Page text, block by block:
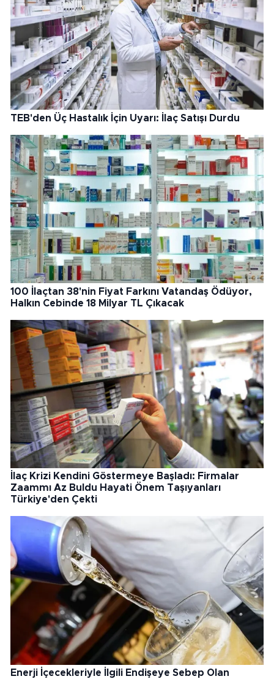
TEB'den Üç Hastalık İçin Uyarı: İlaç Satışı Durdu
100 İlaçtan 38'nin Fiyat Farkını Vatandaş Ödüyor,
Halkın Cebinde 18 Milyar TL Çıkacak
İlaç Krizi Kendini Göstermeye Başladı: Firmalar
Zaammı Az Buldu Hayati Önem Taşıyanları
Türkiye'den Çekti
Enerji İçecekleriyle İlgili Endişeye Sebep Olan